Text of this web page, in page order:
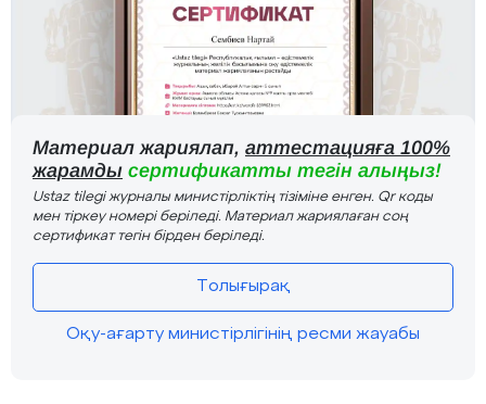
Материал жариялап, аттестацияға 100%
жарамды сертификатты тегін алыңыз!
Ustaz tilegi журналы министірліктің тізіміне енген. Qr коды
мен тіркеу номері беріледі. Материал жариялаған соң
сертификат тегін бірден беріледі.
Толығырақ
Оқу-ағарту министірлігінің ресми жауабы